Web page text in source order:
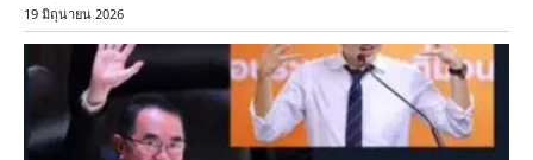
19 มิถุนายน 2026